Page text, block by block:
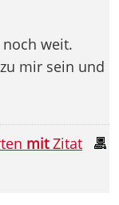
weit.
mir sein und
mitZitat